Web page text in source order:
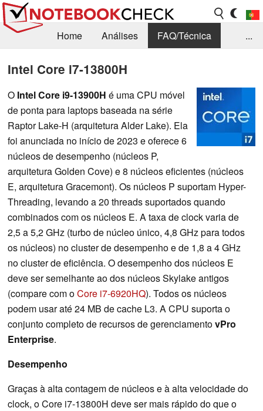
Home Análises
FAQ/Técnica
...
Intel Core i7-13800H
O Intel Core i9-13900H é uma CPU móvel
de ponta para laptops baseada na série
Raptor Lake-H (arquitetura Alder Lake). Ela
foi anunciada no início de 2023 e oferece 6
núcleos de desempenho (núcleos P,
arquitetura Golden Cove) e 8 núcleos eficientes (núcleos
E, arquitetura Gracemont). Os núcleos P suportam Hyper-
Threading, levando a 20 threads suportados quando
combinados com os núcleos E. A taxa de clock varia de
2,5 a 5,2 GHz (turbo de núcleo único, 4,8 GHz para todos
os núcleos) no cluster de desempenho e de 1,8 a 4 GHz
no cluster de eficiência. O desempenho dos núcleos E
deve ser semelhante ao dos núcleos Skylake antigos
(compare com oCore i7-6920HQ). Todos os núcleos
podem usar até 24 MB de cache L3. A CPU suporta o
conjunto completo de recursos de gerenciamentovPro
Enterprise.
Desempenho
Graças à alta contagem de núcleos e à alta velocidade do
clock, o Core i7-13800H deve ser mais rápido do que o